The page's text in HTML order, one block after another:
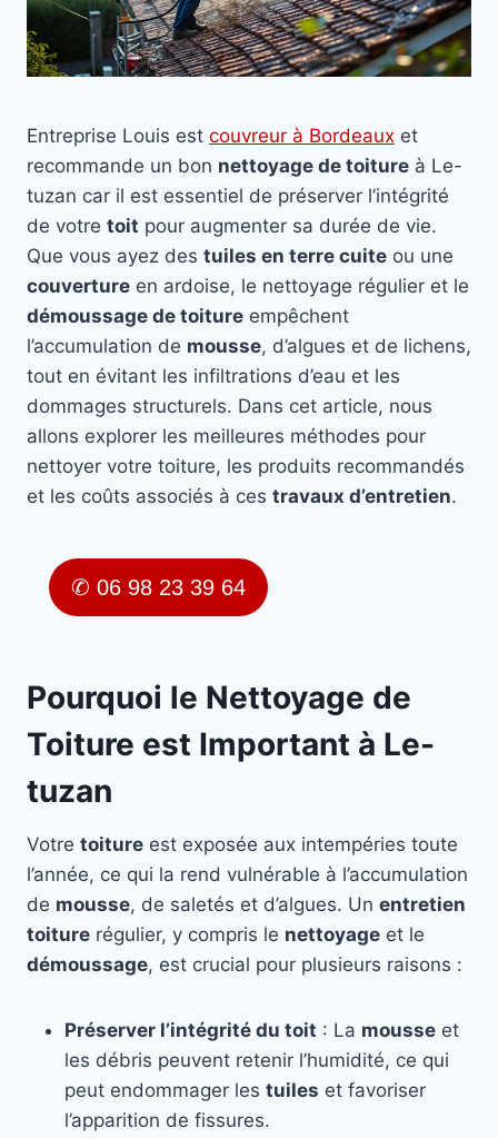
Entreprise Louis est couvreur à Bordeaux et
recommande un bon nettoyage de toiture à Le-
tuzan car il est essentiel de préserver l’intégrité
de votre toit pour augmenter sa durée de vie.
Que vous ayez des tuiles en terre cuite ou une
couverture en ardoise, le nettoyage régulier et le
démoussage de toiture empêchent
l’accumulation de mousse, d’algues et de lichens,
tout en évitant les infiltrations d’eau et les
dommages structurels. Dans cet article, nous
allons explorer les meilleures méthodes pour
nettoyer votre toiture, les produits recommandés
et les coûts associés à ces travaux d’entretien.
✆ 06 98 23 39 64
Pourquoi le Nettoyage de
Toiture est Important à Le-
tuzan
Votre toiture est exposée aux intempéries toute
l’année, ce qui la rend vulnérable à l’accumulation
de mousse, de saletés et d’algues. Un entretien
toiture régulier, y compris le nettoyage et le
démoussage, est crucial pour plusieurs raisons :
Préserver l’intégrité du toit : La mousse et
les débris peuvent retenir l’humidité, ce qui
peut endommager les tuiles et favoriser
l’apparition de fissures.